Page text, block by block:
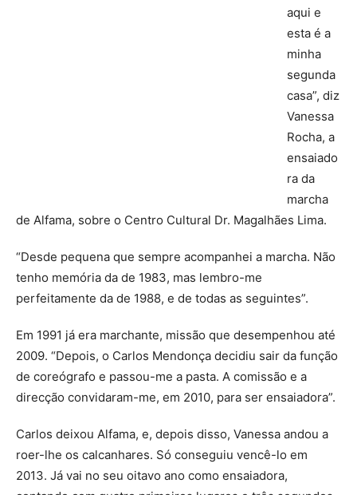
aqui e
esta é a
minha
segunda
casa”, diz
Vanessa
Rocha, a
ensaiado
ra da
marcha
de Alfama, sobre o Centro Cultural Dr. Magalhães Lima.
“Desde pequena que sempre acompanhei a marcha. Não
tenho memória da de 1983, mas lembro-me
perfeitamente da de 1988, e de todas as seguintes”.
Em 1991 já era marchante, missão que desempenhou até
2009. “Depois, o Carlos Mendonça decidiu sair da função
de coreógrafo e passou-me a pasta. A comissão e a
direcção convidaram-me, em 2010, para ser ensaiadora”.
Carlos deixou Alfama, e, depois disso, Vanessa andou a
roer-lhe os calcanhares. Só conseguiu vencê-lo em
2013. Já vai no seu oitavo ano como ensaiadora,